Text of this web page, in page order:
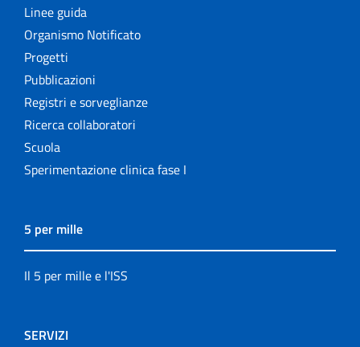
Linee guida
Organismo Notificato
Progetti
Pubblicazioni
Registri e sorveglianze
Ricerca collaboratori
Scuola
Sperimentazione clinica fase I
5 per mille
Il 5 per mille e l'ISS
SERVIZI